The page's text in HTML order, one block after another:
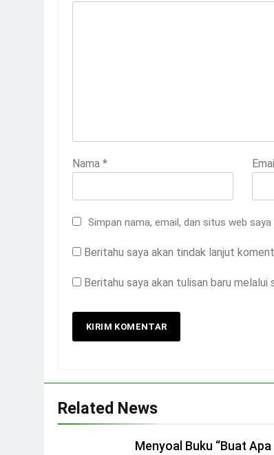
Nama *
Simpan nama, email, dan situs web
Beritahu saya akan tindak lanjut
Beritahu saya akan tulisan baru melalui
Related News
Menyoal Buku “Buat Apa